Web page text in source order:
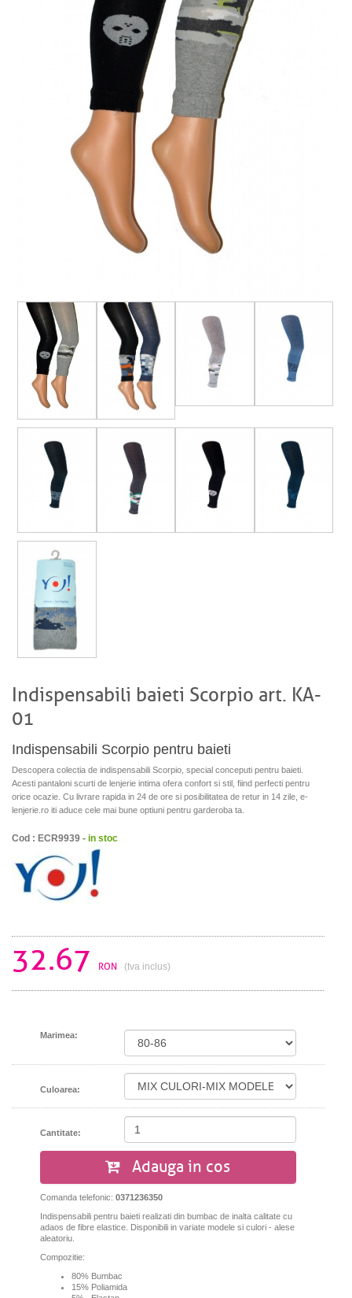
Indispensabili baieti Scorpio art. KA-
01
Indispensabili Scorpio pentru baieti
Descopera colectia de indispensabili Scorpio, special conceputi pentru baieti.
Acesti pantaloni scurti de lenjerie intima ofera confort si stil, fiind perfecti pentru
orice ocazie. Cu livrare rapida in 24 de ore si posibilitatea de retur in 14 zile, e-
lenjerie.ro iti aduce cele mai bune optiuni pentru garderoba ta.
Cod : ECR9939 - in stoc
32.67 RON (tva inclus)
Marimea:
Culoarea:
Cantitate:
Adauga in cos
Comanda telefonic: 0371236350
Indispensabili pentru baieti realizati din bumbac de inalta calitate cu
adaos de fibre elastice. Disponibili in variate modele si culori - alese
aleatoriu.
Compozitie:
80% Bumbac
15% Poliamida